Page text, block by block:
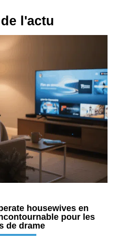
l'actu
housewives en
pour les
de drame